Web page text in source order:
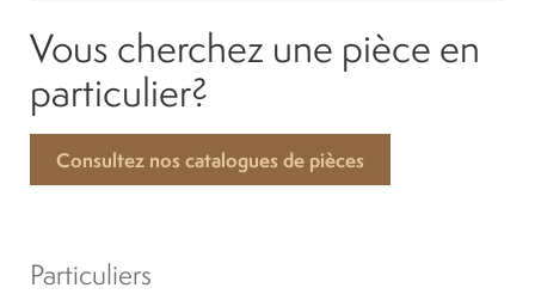
Vous cherchez une pièce en
particulier?
Consultez nos catalogues de pièces
Particuliers